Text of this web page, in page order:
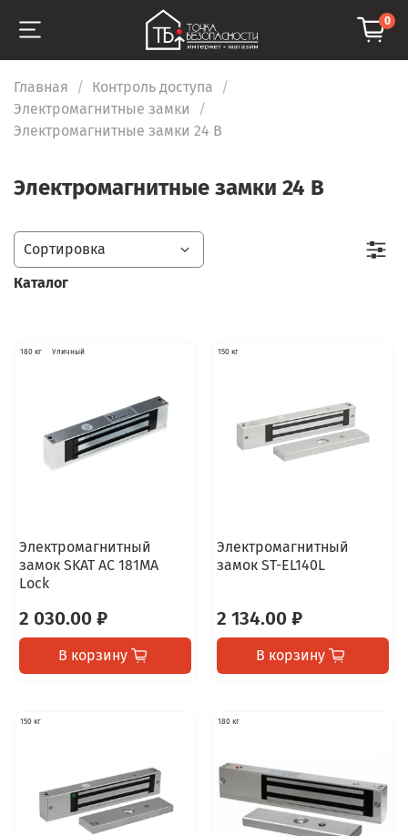
0
Главная
Контроль доступа
Электромагнитные замки
Электромагнитные замки 24 В
Электромагнитные замки 24 В
180 кг Уличный
Электромагнитный
замок SKAT AC 181MA
Lock
2 030.00 ₽
В корзину
150 кг
Электромагнитный
замок ST-EL140L
2 134.00 ₽
В корзину
150 кг 180 кг
Каталог